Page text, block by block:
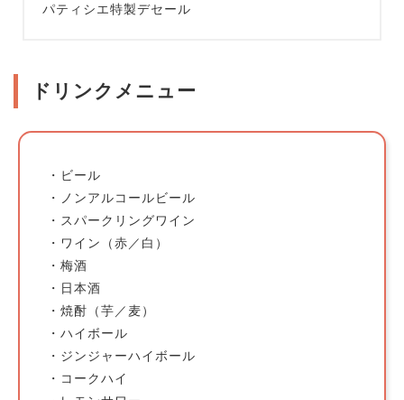
パティシエ特製デセール
ドリンクメニュー
・ビール
・ノンアルコールビール
・スパークリングワイン
・ワイン（赤／白）
・梅酒
・日本酒
・焼酎（芋／麦）
・ハイボール
・ジンジャーハイボール
・コークハイ